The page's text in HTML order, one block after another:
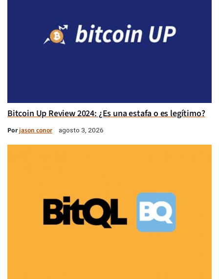
Bitcoin Up Review 2024: ¿Es una estafa o es legítimo?
Porjason conor agosto 3, 2026